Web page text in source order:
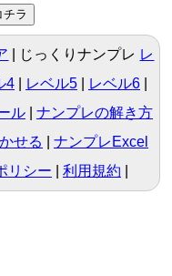
じっくりナンプレ レ
4| レベル5| レベル6|
ル
ナンプレの解き方
せる
ナンプレExcel
リシー 利用規約